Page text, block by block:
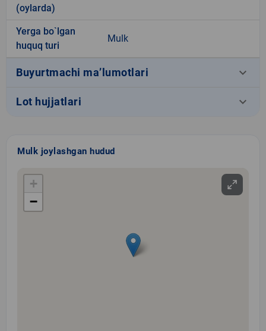
(oylarda)
Yerga bo`lgan
huquq turi
Mulk
Buyurtmachi ma’lumotlari keyboard_arrow_down
Lot hujjatlari keyboard_arrow_down
Mulk joylashgan hudud
+
−